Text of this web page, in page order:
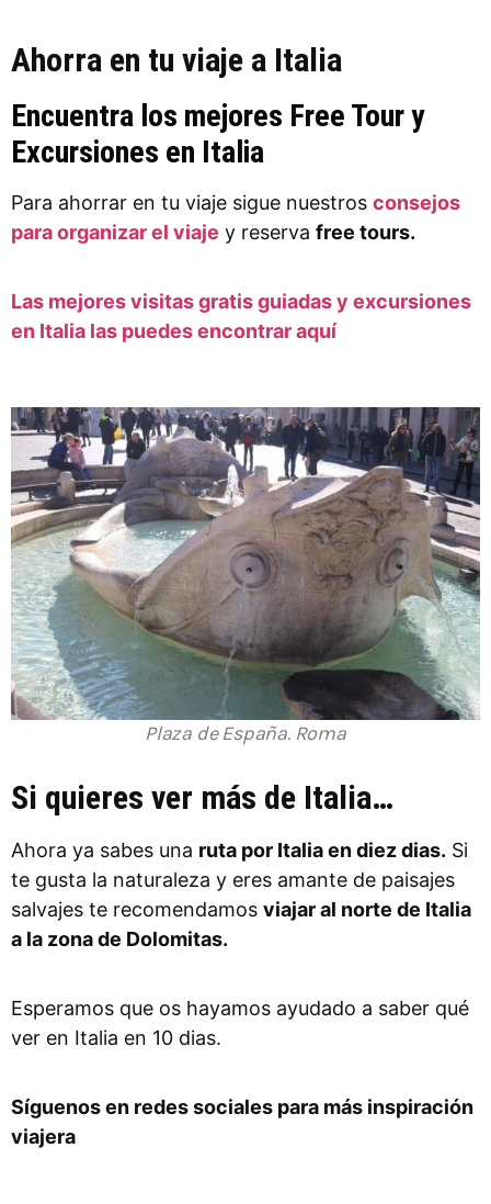
Ahorra en tu viaje a Italia
Encuentra los mejores Free Tour y
Excursiones en Italia
Para ahorrar en tu viaje sigue nuestros consejos
para organizar el viaje y reserva free tours.
Las mejores visitas gratis guiadas y excursiones
en Italia las puedes encontrar aquí
Plaza de España. Roma
Si quieres ver más de Italia…
Ahora ya sabes una ruta por Italia en diez dias. Si
te gusta la naturaleza y eres amante de paisajes
salvajes te recomendamos viajar al norte de Italia
a la zona de Dolomitas.
Esperamos que os hayamos ayudado a saber qué
ver en Italia en 10 dias.
Síguenos en redes sociales para más inspiración
viajera